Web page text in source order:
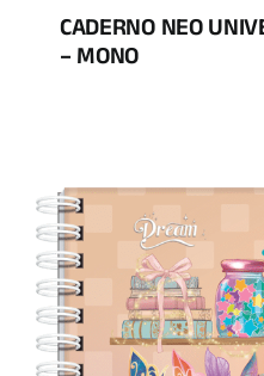
CADERNO NEO
– MONO